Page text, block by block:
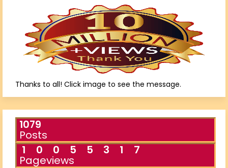
Thanks to all! Click image to see the message.
1079
Posts
1
0 0 5 5 3 1 7
Pageviews